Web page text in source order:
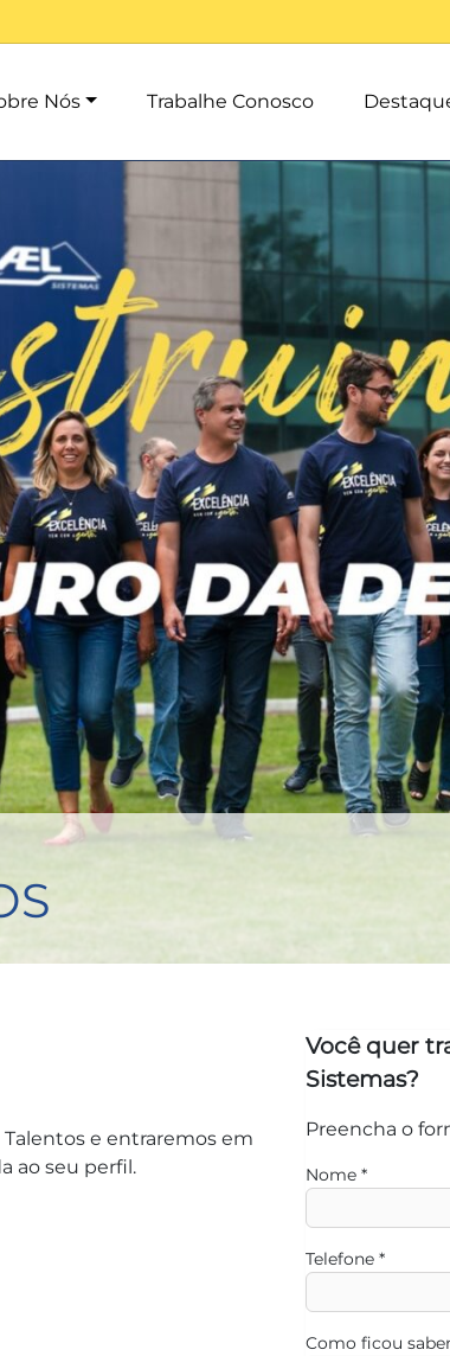
Nós Trabalhe Conosco
e entraremos em
ao seu perfil.
Você quer
Sistemas?
Preencha o
Nome *
Telefone *
Como ficou